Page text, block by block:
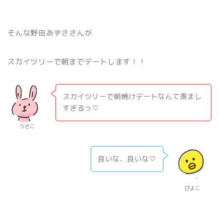
そんな野田あずささんが
スカイツリーで朝までデートします！！
うさこ
スカイツリーで朝焼けデートなんて羨まし
すぎるっ♡
ぴよこ
良いな、良いな♡